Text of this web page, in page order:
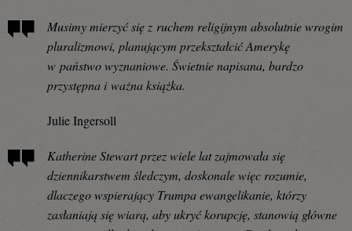
Musimy mierzyć się z ruchem religijnym absolutnie wrogim
pluralizmowi, planującym przekształcić Amerykę
w państwo wyznaniowe. Świetnie napisana, bardzo
przystępna i ważna książka.
Julie Ingersoll
Katherine Stewart przez wiele lat zajmowała się
dziennikarstwem śledczym, doskonale więc rozumie,
dlaczego wspierający Trumpa ewangelikanie, którzy
zasłaniają się wiarą, aby ukryć korupcję, stanowią główne